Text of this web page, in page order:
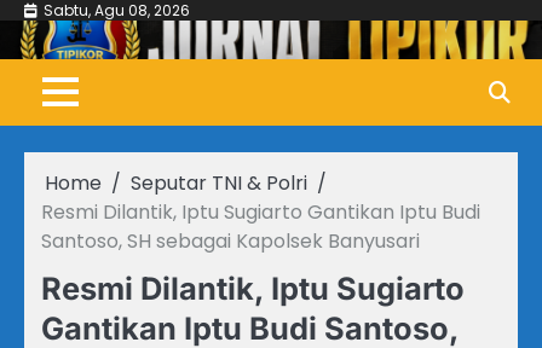
Skip
content
Sabtu, Agu 08, 2026
Home
Seputar TNI & Polri
Resmi Dilantik, Iptu Sugiarto Gantikan Iptu Budi
Santoso, SH sebagai Kapolsek Banyusari
Resmi Dilantik, Iptu Sugiarto
Gantikan Iptu Budi Santoso,